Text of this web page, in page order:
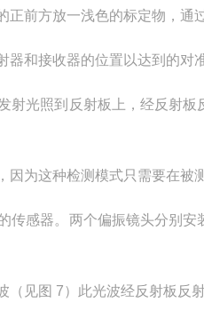
前方放一浅色的标定物，通
和接收器的位置以达到的对
射光照到反射板上，经反射
为这种检测模式只需要在被
传感器。两个偏振镜头分别
见图 7）此光波经反射板反